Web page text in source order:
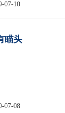
07-10
瞄头
07-08